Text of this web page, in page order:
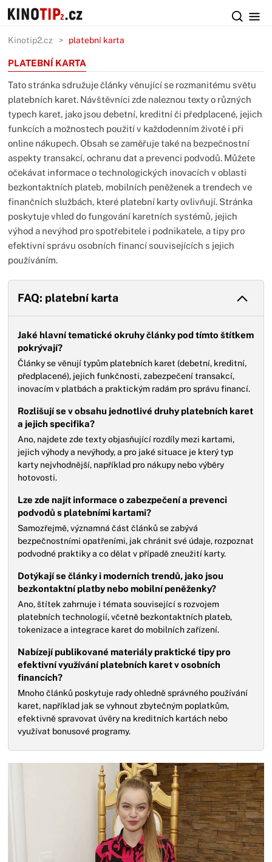
Kinotip2.cz platební karta
PLATEBNÍ KARTA
Tato stránka sdružuje články věnující se rozmanitému světu
platebních karet. Návštěvníci zde naleznou texty o různých
typech karet, jako jsou debetní, kreditní či předplacené, jejich
funkcích a možnostech použití v každodenním životě i při
online nákupech. Obsah se zaměřuje také na bezpečnostní
aspekty transakcí, ochranu dat a prevenci podvodů. Můžete
očekávat informace o technologických inovacích v oblasti
bezkontaktních plateb, mobilních peněženek a trendech ve
finančních službách, které platební karty ovlivňují. Stránka
poskytuje vhled do fungování karetních systémů, jejich
výhod a nevýhod pro spotřebitele i podnikatele, a tipy pro
efektivní správu osobních financí souvisejících s jejich
používáním.
FAQ: platební karta
Jaké hlavní tematické okruhy články pod tímto štítkem
pokrývají?
Články se věnují typům platebních karet (debetní, kreditní,
předplacené), jejich funkčnosti, zabezpečení transakcí,
inovacím v platbách a praktickým radám pro správu financí.
Rozlišují se v obsahu jednotlivé druhy platebních karet
a jejich specifika?
Ano, najdete zde texty objasňující rozdíly mezi kartami,
jejich výhody a nevýhody, a pro jaké situace je který typ
karty nejvhodnější, například pro nákupy nebo výběry
hotovosti.
Lze zde najít informace o zabezpečení a prevenci
podvodů s platebními kartami?
Samozřejmě, významná část článků se zabývá
bezpečnostními opatřeními, jak chránit své údaje, rozpoznat
podvodné praktiky a co dělat v případě zneužití karty.
Dotýkají se články i moderních trendů, jako jsou
bezkontaktní platby nebo mobilní peněženky?
Ano, štítek zahrnuje i témata související s rozvojem
platebních technologií, včetně bezkontaktních plateb,
tokenizace a integrace karet do mobilních zařízení.
Nabízejí publikované materiály praktické tipy pro
efektivní využívání platebních karet v osobních
financích?
Mnoho článků poskytuje rady ohledně správného používání
karet, například jak se vyhnout zbytečným poplatkům,
efektivně spravovat úvěry na kreditních kartách nebo
využívat bonusové programy.